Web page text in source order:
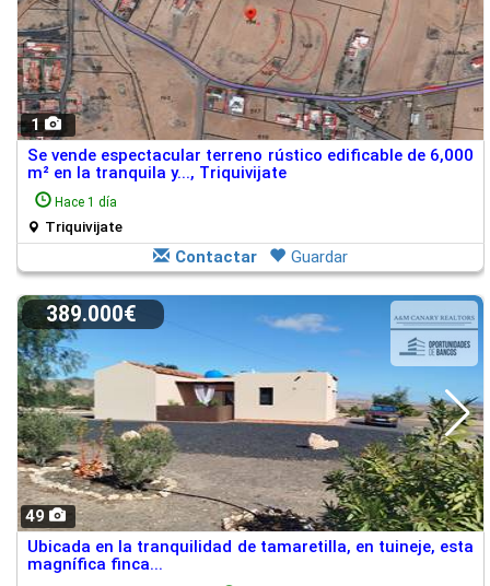
1
Se vende espectacular terreno rústico edificable de 6,000
m² en la tranquila y..., Triquivijate
Hace 1 día
Triquivijate
Contactar Guardar
49
389.000€
Ubicada en la tranquilidad de tamaretilla, en tuineje, esta
magnífica finca...